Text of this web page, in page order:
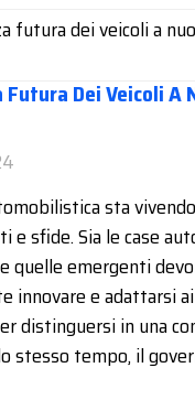
Futura Dei Veicoli A
sta
e sfide. Sia le case
quelle emergenti
innovare e adattarsi
distinguersi in una
stesso tempo, il